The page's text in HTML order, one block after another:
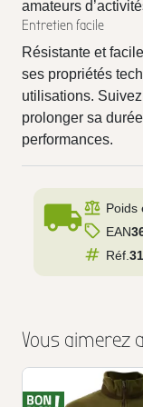
amateurs
Entretien facile
Résistante et
ses propriétés
utilisations.
prolonger sa
performances.
local_shipping Poids
EAN
Réf.
Vous aimerez